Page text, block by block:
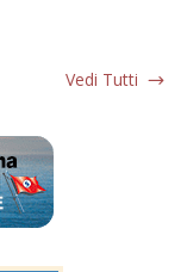
Vedi Tutti